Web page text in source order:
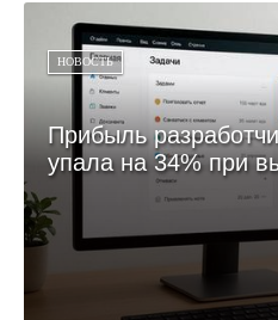
НОВОСТЬ
Прибыль
упала на 34% при